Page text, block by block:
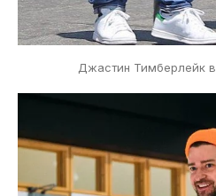
Джастин Тимберлейк в